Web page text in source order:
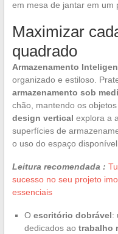
em mesa de jantar em um
Maximizar
quadrado
Armazenamento
organizado e estiloso.
armazenamento sob
chão, mantendo os
design vertical explora a
superfícies de
o uso do espaço disponível.
Leitura recomendada :
sucesso no seu projeto
essenciais
O escritório dobrável:
dedicados ao trabalho